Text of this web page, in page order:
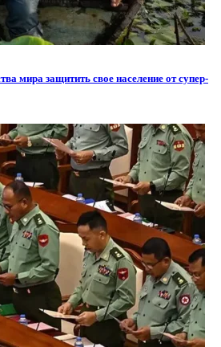
мира защитить свое население от супер-